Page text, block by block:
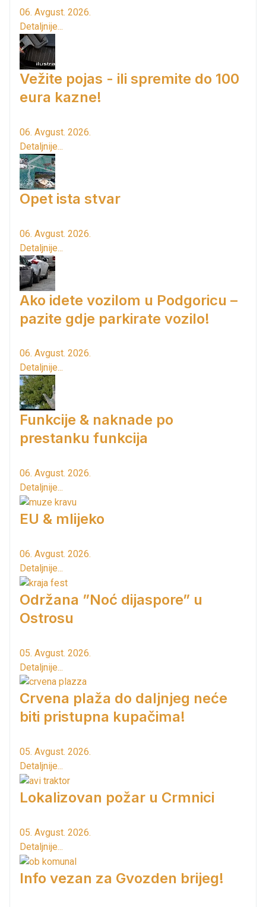
06. Avgust. 2026.
Detaljnije...
Vežite pojas - ili spremite do 100
eura kazne!
06. Avgust. 2026.
Detaljnije...
Opet ista stvar
06. Avgust. 2026.
Detaljnije...
Ako idete vozilom u Podgoricu –
pazite gdje parkirate vozilo!
06. Avgust. 2026.
Detaljnije...
Funkcije & naknade po
prestanku funkcija
06. Avgust. 2026.
Detaljnije...
EU & mlijeko
06. Avgust. 2026.
Detaljnije...
Održana ”Noć dijaspore” u
Ostrosu
05. Avgust. 2026.
Detaljnije...
Crvena plaža do daljnjeg neće
biti pristupna kupačima!
05. Avgust. 2026.
Detaljnije...
Lokalizovan požar u Crmnici
05. Avgust. 2026.
Detaljnije...
Info vezan za Gvozden brijeg!